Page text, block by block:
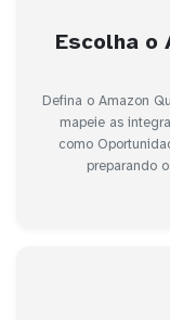
Escolha o
Defina o Amazon
mapeie as
como
preparando